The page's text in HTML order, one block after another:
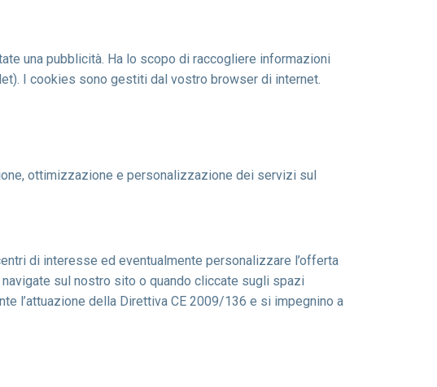
una pubblicità. Ha lo scopo di raccogliere informazioni
I cookies sono gestiti dal vostro browser di internet.
ottimizzazione e personalizzazione dei servizi sul
di interesse ed eventualmente personalizzare l’offerta
sul nostro sito o quando cliccate sugli spazi
l’attuazione della Direttiva CE 2009/136 e si impegnino a